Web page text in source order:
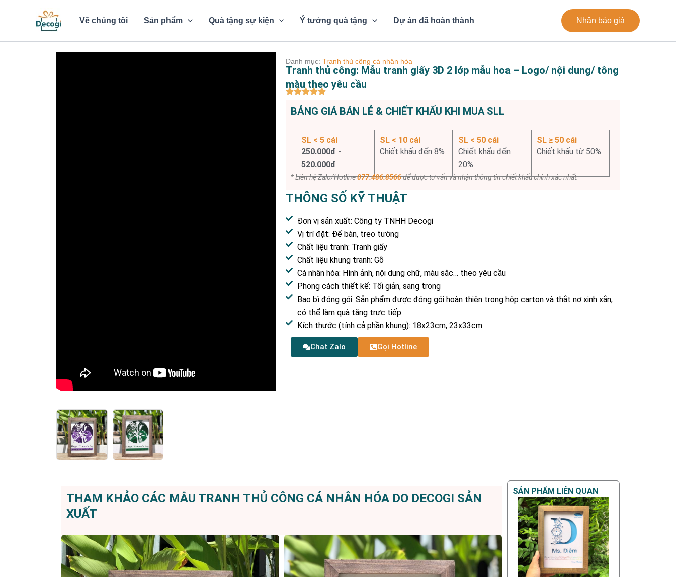
Về chúng tôi Sản phẩm Quà tặng sự kiện Ý tưởng quà tặng Dự án đã hoàn thành Nhận báo giá
Danh mục: Tranh thủ công cá nhân hóa
Tranh thủ công: Mẫu tranh giấy 3D 2 lớp mẫu hoa – Logo/ nội dung/ tông
màu theo yêu cầu
BẢNG GIÁ BÁN LẺ & CHIẾT KHẤU KHI MUA SLL
SL < 5 cái
250.000đ -
520.000đ
SL < 10 cái
Chiết khấu đến 8%
SL < 50 cái
Chiết khấu đến
20%
SL ≥ 50 cái
Chiết khấu từ 50%
* Liên hệ Zalo/Hotline077.486.8566để được tư vấn và nhận thông tin chiết khấu chính xác nhất.
THÔNG SỐ KỸ THUẬT
Đơn vị sản xuất: Công ty TNHH Decogi
Vị trí đặt: Để bàn, treo tường
Chất liệu tranh: Tranh giấy
Chất liệu khung tranh: Gỗ
Cá nhân hóa: Hình ảnh, nội dung chữ, màu sắc… theo yêu cầu
Phong cách thiết kế: Tối giản, sang trọng
Bao bì đóng gói: Sản phẩm được đóng gói hoàn thiện trong hộp carton và thắt nơ xinh xắn,
có thể làm quà tặng trực tiếp
Kích thước (tính cả phần khung): 18x23cm, 23x33cm
Chat Zalo Gọi Hotline
THAM KHẢO CÁC MẪU TRANH THỦ CÔNG CÁ NHÂN HÓA DO DECOGI SẢN
XUẤT
SẢN PHẨM LIÊN QUAN